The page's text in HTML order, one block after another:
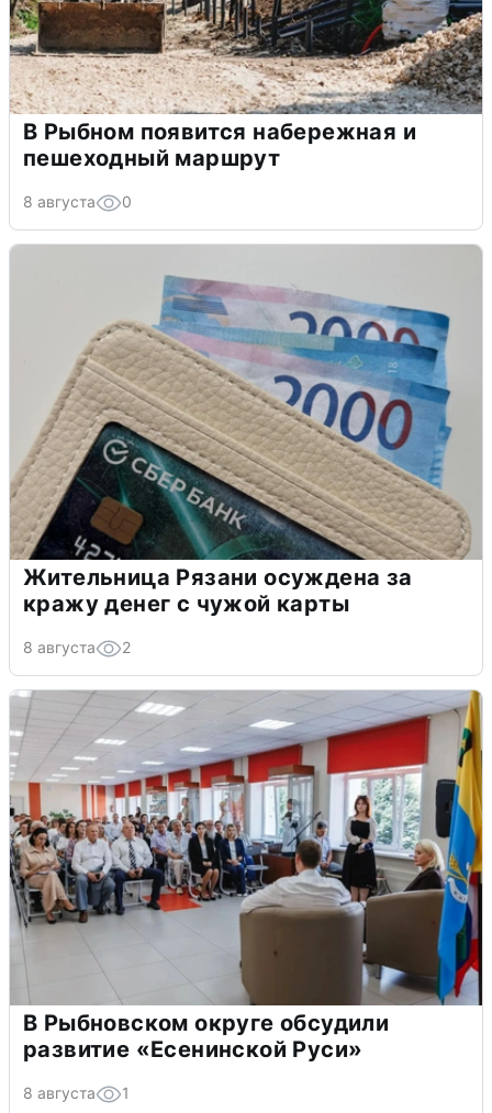
В Рыбном появится набережная и
пешеходный маршрут
8 августа 0
Жительница Рязани осуждена за
кражу денег с чужой карты
8 августа 2
В Рыбновском округе обсудили
развитие «Есенинской Руси»
8 августа 1